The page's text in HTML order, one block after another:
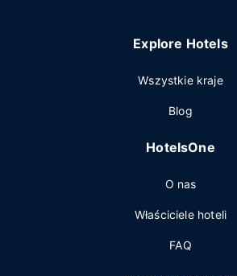
Explore Hotels
Wszystkie kraje
Blog
HotelsOne
O nas
Właściciele hoteli
FAQ